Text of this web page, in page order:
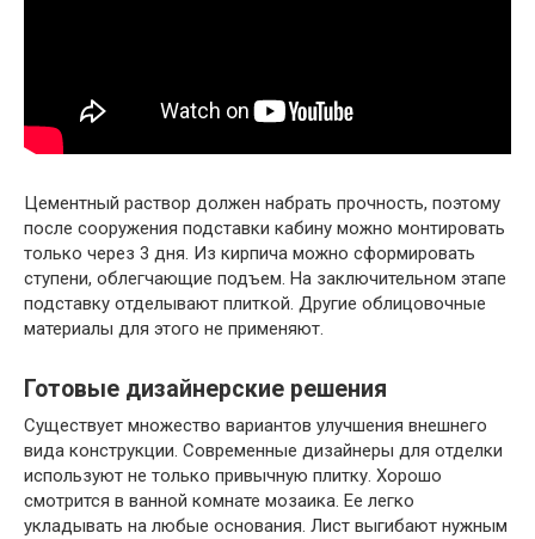
Цементный раствор должен набрать прочность, поэтому
после сооружения подставки кабину можно монтировать
только через 3 дня. Из кирпича можно сформировать
ступени, облегчающие подъем. На заключительном этапе
подставку отделывают плиткой. Другие облицовочные
материалы для этого не применяют.
Готовые дизайнерские решения
Существует множество вариантов улучшения внешнего
вида конструкции. Современные дизайнеры для отделки
используют не только привычную плитку. Хорошо
смотрится в ванной комнате мозаика. Ее легко
укладывать на любые основания. Лист выгибают нужным